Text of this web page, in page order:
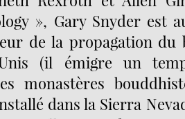
», Gary Snyder est
de la propagation du
(il émigre un
monastères
dans la Sierra